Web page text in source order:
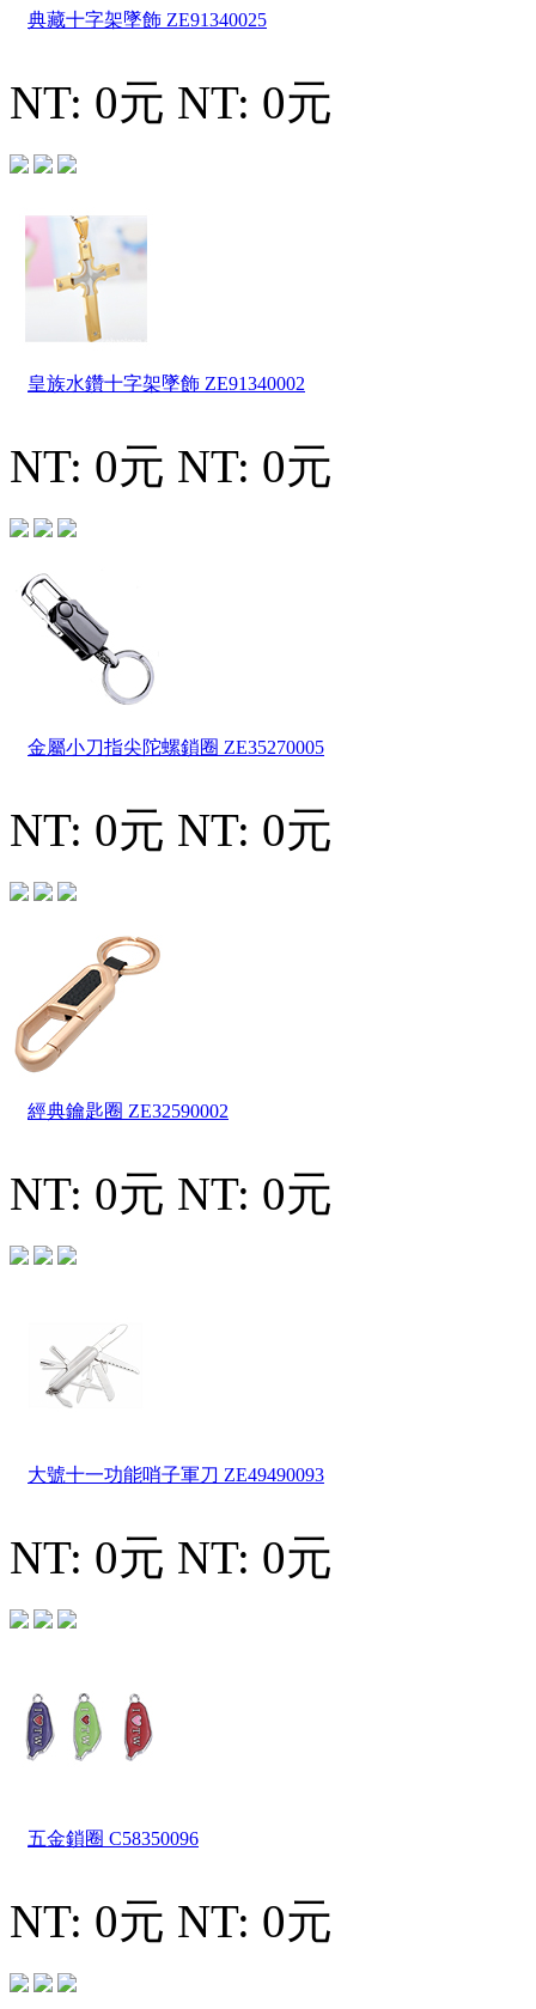
典藏十字架墜飾 ZE91340025
NT: 0元 NT: 0元
皇族水鑽十字架墜飾 ZE91340002
NT: 0元 NT: 0元
金屬小刀指尖陀螺鎖圈 ZE35270005
NT: 0元 NT: 0元
經典鑰匙圈 ZE32590002
NT: 0元 NT: 0元
大號十一功能哨子軍刀 ZE49490093
NT: 0元 NT: 0元
五金鎖圈 C58350096
NT: 0元 NT: 0元